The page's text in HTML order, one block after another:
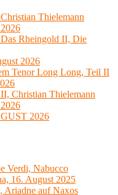
Thielemann
Rheingold II, Die
2026
Tenor Long Long, Teil II
Christian Thielemann
2026
Verdi, Nabucco
16. August 2025
Ariadne auf Naxos